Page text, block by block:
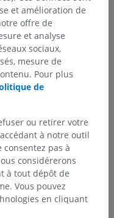
et amélioration de
offre de
et analyse
sociaux,
mesure de
Pour plus
de
ou retirer votre
à notre outil
consentez pas à
considérerons
à tout dépôt de
Vous pouvez
en cliquant